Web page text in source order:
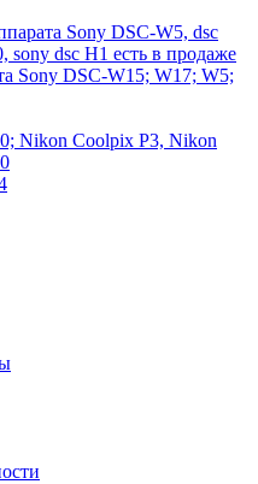
Sony DSC-W15; W17; W5;